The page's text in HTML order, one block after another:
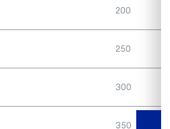
200
250
300
350